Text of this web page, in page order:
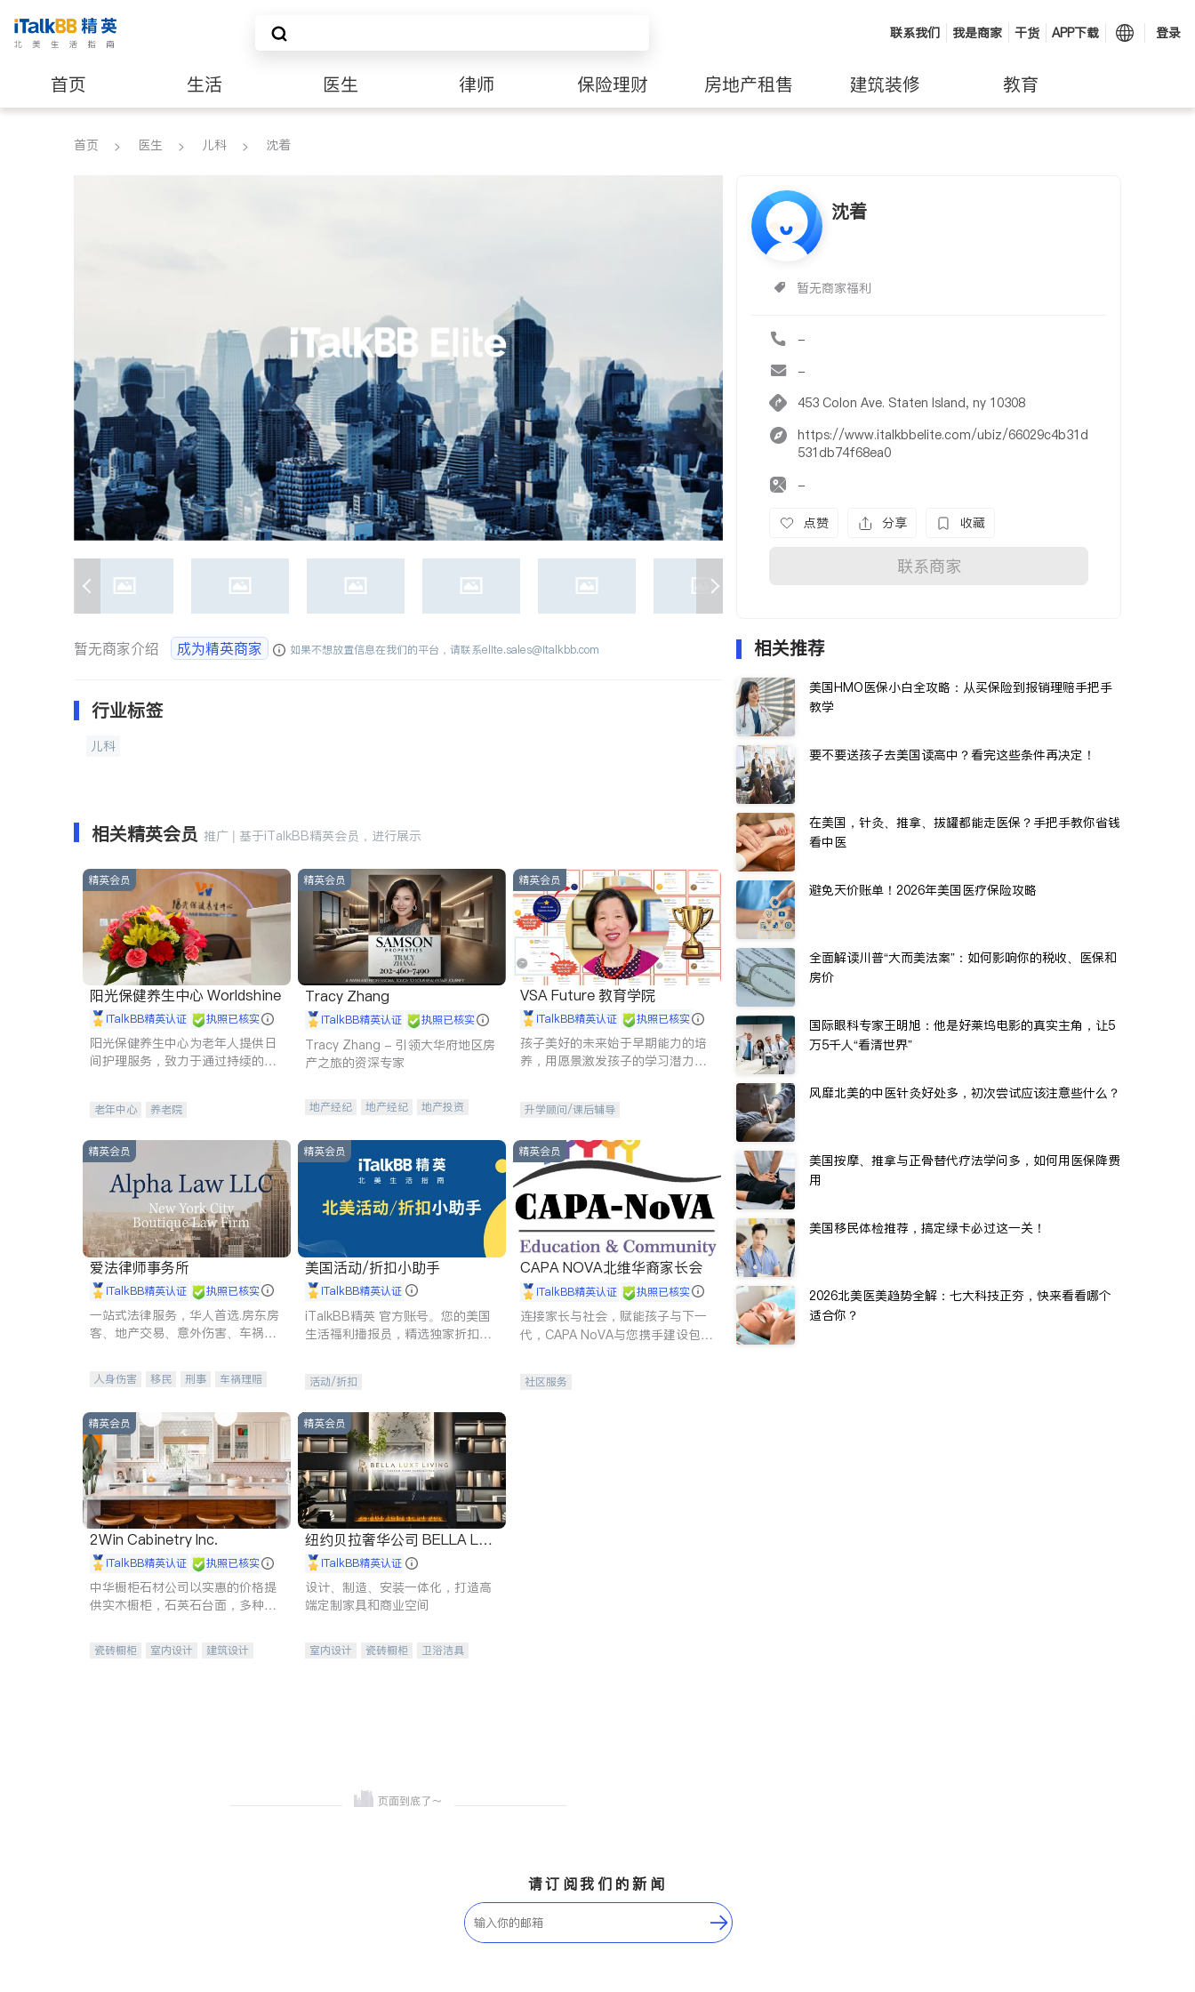
联系我们 我是商家 干货 APP下载 登录
首页 生活 医生 律师 保险理财 房地产租售 建筑装修 教育
养老 非盈利组织
首页 医生 儿科 沈着
沈着
暂无商家福利
-
-
453 Colon Ave. Staten Island, ny 10308
https://www.italkbbelite.com/ubiz/66029c4b31d
531db74f68ea0
-
点赞 分享 收藏
联系商家
暂无商家介绍 成为精英商家 如果不想放置信息在我们的平台，请联系elite.sales@italkbb.com
行业标签
儿科
相关精英会员 推广 | 基于iTalkBB精英会员，进行展示
精英会员
阳光保健养生中心 Worldshine
iTalkBB精英认证 执照已核实
阳光保健养生中心为老年人提供日
间护理服务，致力于通过持续的护
老年中心 养老院
精英会员
Tracy Zhang
iTalkBB精英认证 执照已核实
Tracy Zhang - 引领大华府地区房
产之旅的资深专家
地产经纪 地产经纪
地产投资
精英会员
VSA Future 教育学院
iTalkBB精英认证 执照已核实
孩子美好的未来始于早期能力的培
养，用愿景激发孩子的学习潜力和
升学顾问/课后辅导
精英会员
爱法律师事务所
iTalkBB精英认证 执照已核实
一站式法律服务，华人首选.房东房
客、地产交易、意外伤害、车祸重
人身伤害 移民 刑事
车祸理赔
商标注册
索赔 律师-其它 保释
精英会员
美国活动/折扣小助手
iTalkBB精英认证
iTalkBB精英 官方账号。您的美国
生活福利播报员，精选独家折扣、
活动/折扣
精英会员
CAPA NOVA北维华裔家长会
iTalkBB精英认证 执照已核实
连接家长与社会，赋能孩子与下一
代，CAPA NoVA与您携手建设包
社区服务
精英会员
2Win Cabinetry Inc.
iTalkBB精英认证 执照已核实
中华橱柜石材公司以实惠的价格提
供实木橱柜，石英石台面，多种优
机。品质厨房，家的选择。
瓷砖橱柜 室内设计
建筑设计
精英会员
纽约贝拉奢华公司 BELLA LUX
E iTalkBB精英认证
设计、制造、安装一体化，打造高
端定制家具和商业空间
室内设计 瓷砖橱柜
卫浴洁具
相关推荐
美国HMO医保小白全攻略：从买保险到报销理赔手把手
教学
要不要送孩子去美国读高中？看完这些条件再决定！
在美国，针灸、推拿、拔罐都能走医保？手把手教你省钱
看中医
避免天价账单！2026年美国医疗保险攻略
全面解读川普“大而美法案”：如何影响你的税收、医保和
房价
国际眼科专家王明旭：他是好莱坞电影的真实主角，让5
万5千人“看清世界”
风靡北美的中医针灸好处多，初次尝试应该注意些什么？
美国按摩、推拿与正骨替代疗法学问多，如何用医保降费
用
美国移民体检推荐，搞定绿卡必过这一关！
2026北美医美趋势全解：七大科技正夯，快来看看哪个
适合你？
请订阅我们的新闻